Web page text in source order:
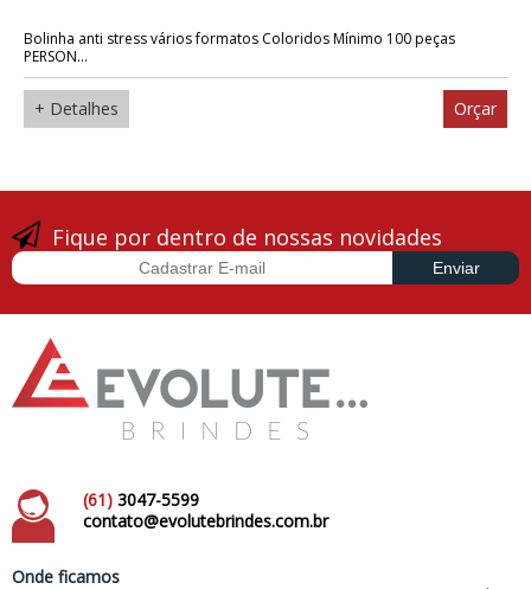
Bolinha anti stress vários formatos Coloridos Mínimo 100 peças
PERSON...
+ Detalhes Orçar
Fique por dentro de nossas novidades
(61) 3047-5599
contato@evolutebrindes.com.br
Onde ficamos